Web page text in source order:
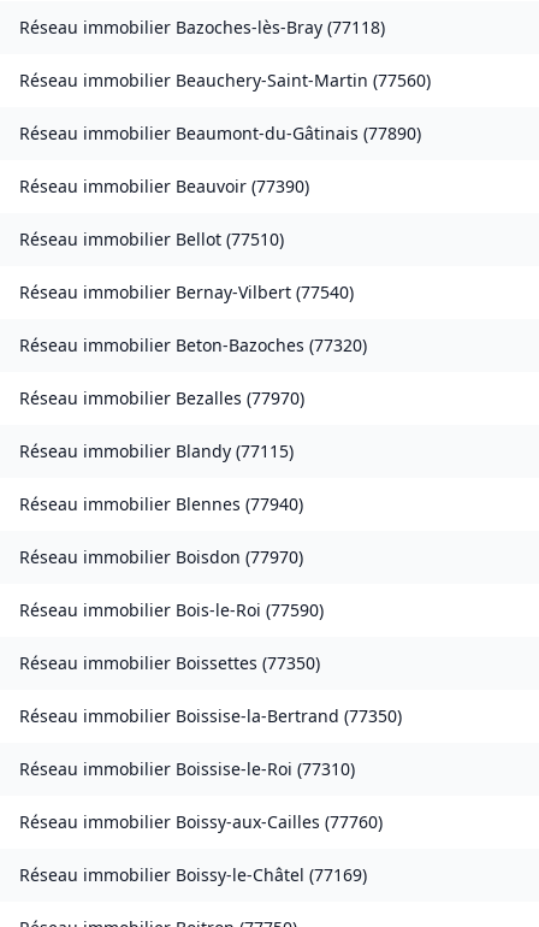
Réseau immobilier Bazoches-lès-Bray (77118)
Réseau immobilier Beauchery-Saint-Martin (77560)
Réseau immobilier Beaumont-du-Gâtinais (77890)
Réseau immobilier Beauvoir (77390)
Réseau immobilier Bellot (77510)
Réseau immobilier Bernay-Vilbert (77540)
Réseau immobilier Beton-Bazoches (77320)
Réseau immobilier Bezalles (77970)
Réseau immobilier Blandy (77115)
Réseau immobilier Blennes (77940)
Réseau immobilier Boisdon (77970)
Réseau immobilier Bois-le-Roi (77590)
Réseau immobilier Boissettes (77350)
Réseau immobilier Boissise-la-Bertrand (77350)
Réseau immobilier Boissise-le-Roi (77310)
Réseau immobilier Boissy-aux-Cailles (77760)
Réseau immobilier Boissy-le-Châtel (77169)